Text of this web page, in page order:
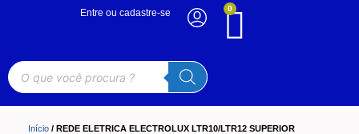
0
Entre ou cadastre-se
Início / REDE ELETRICA ELECTROLUX LTR10/LTR12 SUPERIOR